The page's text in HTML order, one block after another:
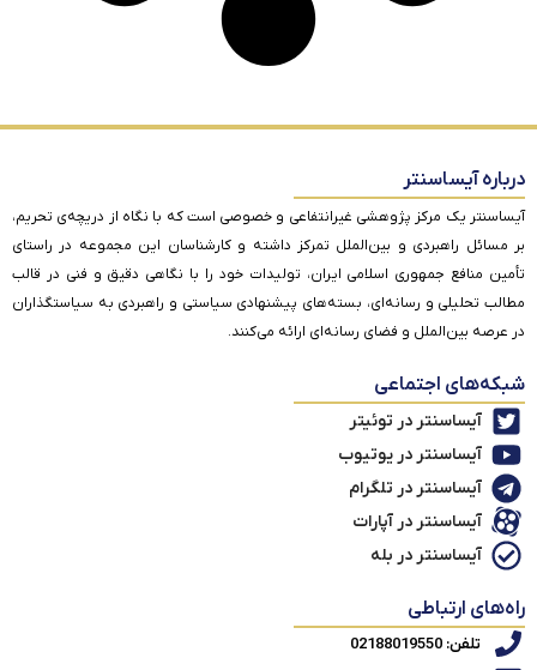
درباره آیساسنتر
آیساسنتر یک مرکز پژوهشی غیرانتفاعی و خصوصی است که با نگاه از دریچه‌ی تحریم،
بر مسائل راهبردی و بین‌الملل تمرکز داشته و کارشناسان این مجموعه در راستای
تأمین منافع جمهوری اسلامی ایران، تولیدات خود را با نگاهی دقیق و فنی در قالب
مطالب تحلیلی و رسانه‌ای، بسته‌های پیشنهادی سیاستی و راهبردی به سیاستگذاران
در عرصه بین‌الملل و فضای رسانه‌ای ارائه می‌کنند.
شبکه‌های اجتماعی
آیساسنتر در توئیتر
آیساسنتر در یوتیوب
آیساسنتر در تلگرام
آیساسنتر در آپارات
آیساسنتر در بله
راه‌های ارتباطی
تلفن: 02188019550